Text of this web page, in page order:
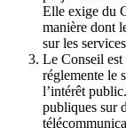
Elle exige du
manière dont
sur les
Le Conseil
réglemente le
l’intérêt
publiques sur